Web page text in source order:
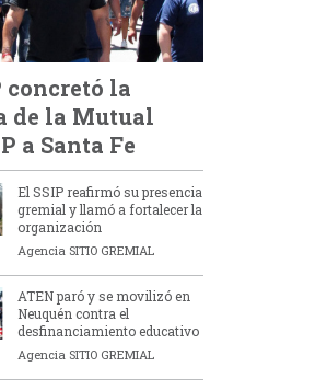
concretó la
de la Mutual
a Santa Fe
El SSIP reafirmó su presencia
gremial y llamó a fortalecer la
organización
Agencia SITIO GREMIAL
ATEN paró y se movilizó en
Neuquén contra el
desfinanciamiento educativo
Agencia SITIO GREMIAL